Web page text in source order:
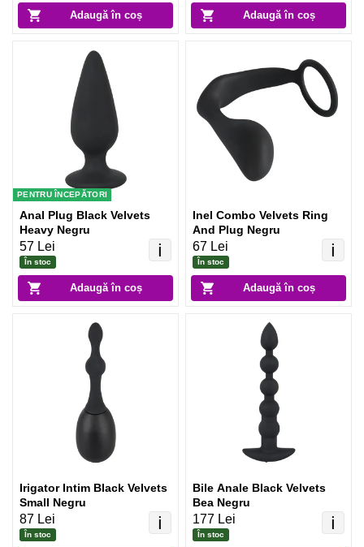
Adaugă în coș Adaugă în coș
PENTRU ÎNCEPĂTORI
Adaugă în coș
ℹ️
Anal Plug Black Velvets
Heavy Negru
57 Lei
În stoc
Adaugă în coș
ℹ️
Inel Combo Velvets Ring
And Plug Negru
67 Lei
În stoc
ℹ️
Irigator Intim Black Velvets
Small Negru
87 Lei
În stoc
ℹ️
Bile Anale Black Velvets
Bea Negru
177 Lei
În stoc